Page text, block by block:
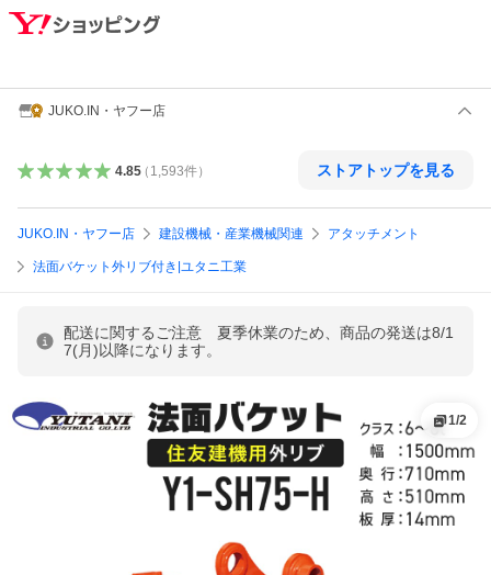
JUKO.IN・ヤフー店
4.85（ 1,593件） ストアトップを見る
JUKO.IN・ヤフー店 建設機械・産業機械関連 アタッチメント
法面バケット外リブ付き|ユタニ工業
配送に関するご注意 夏季休業のため、商品の発送は8/1
7(月)以降になります。
1/2